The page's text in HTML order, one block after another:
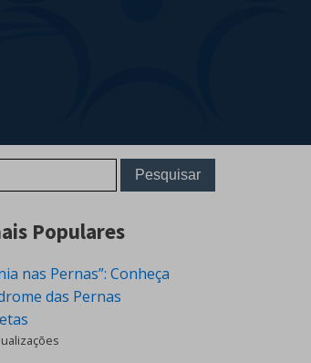
Populares
nas Pernas”: Conheça
das Pernas